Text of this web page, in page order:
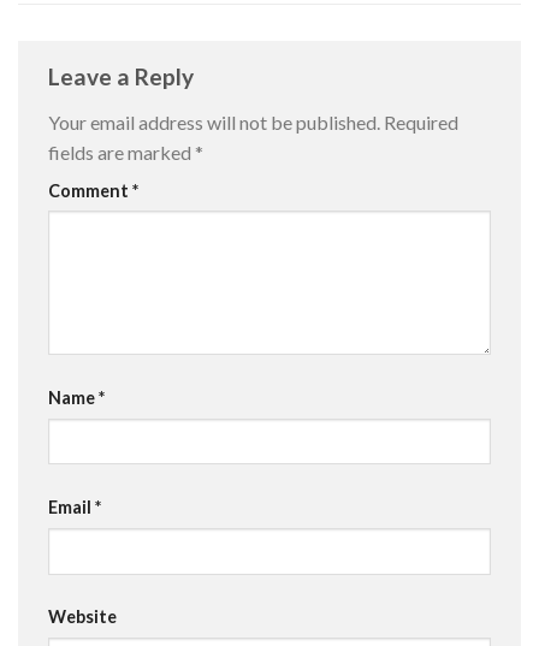
Leave a Reply
Your email address will not be published. Required
fields are marked *
Comment *
Name*
Email *
Website